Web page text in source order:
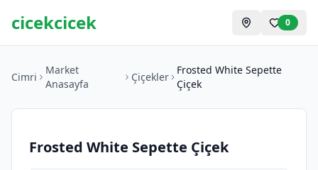
cicekcicek 0
Cimri
Market
Anasayfa
Çiçekler
Frosted White Sepette
Çiçek
Frosted White Sepette Çiçek